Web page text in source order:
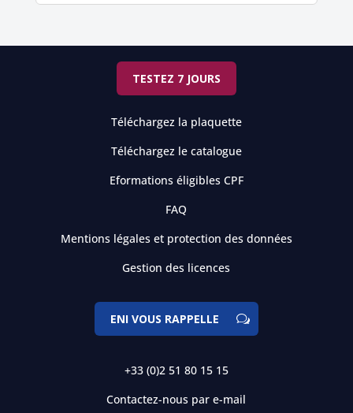
TESTEZ 7 JOURS
Téléchargez la plaquette
Téléchargez le catalogue
Eformations éligibles CPF
FAQ
Mentions légales et protection des données
Gestion des licences
ENI VOUS RAPPELLE
+33 (0)2 51 80 15 15
Contactez-nous par e-mail